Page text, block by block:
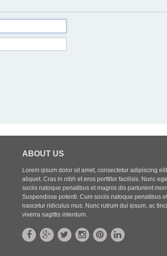
ABOUT US
Lorem ipsum dolor sit amet, consectetur adipiscing
aliquet. Cras in nibh et eros porttitor facilisis. Nunc
sociis natoque penatibus et magnis dis parturient
Suspendisse potenti. Cum sociis natoque penatibus
nascetur ridiculus mus. Nunc rutrum dui ipsum, ac
viverra sagittis interdum.